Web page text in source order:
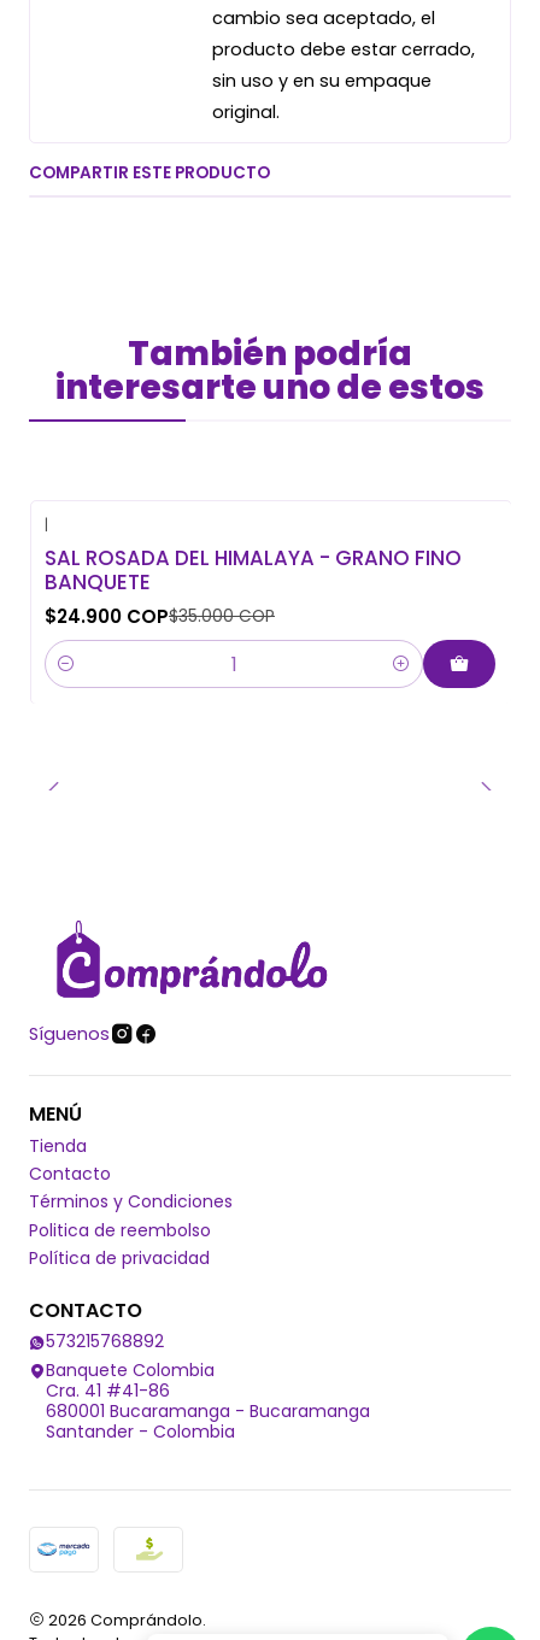
cambio sea aceptado, el
producto debe estar cerrado,
sin uso y en su empaque
original.
COMPARTIR ESTE PRODUCTO
También podría
interesarte uno de estos
|
SAL ROSADA DEL HIMALAYA - GRANO FINO
BANQUETE
$24.900 COP$35.000 COP
Cantidad
Síguenos
MENÚ
Tienda
Contacto
Términos y Condiciones
Politica de reembolso
Política de privacidad
CONTACTO
573215768892
Banquete Colombia
Cra. 41 #41-86
680001 Bucaramanga - Bucaramanga
Santander - Colombia
2026 Comprándolo.